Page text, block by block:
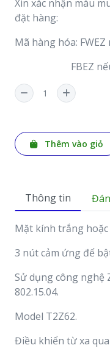
Xin xác nhận màu
đặt hàng:
Mã hàng hóa:
FBEZ nếu
Thêm vào giỏ
Thông tin
Mặt kính trắng
3 nút cảm ứng để
Sử dụng công nghệ
802.15.04.
Model T2Z62.
Điều khiển từ xa